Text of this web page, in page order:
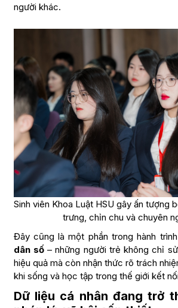
người khác.
Sinh viên Khoa Luật HSU gây ấn tượng
trưng, chỉn chu và chuyên
Đây cũng là một phần trong hành trình
dân số– những người trẻ không chỉ
hiệu quả mà còn nhận thức rõ trách
khi sống và học tập trong thế giới kết
Dữ liệu cá nhân đang trở